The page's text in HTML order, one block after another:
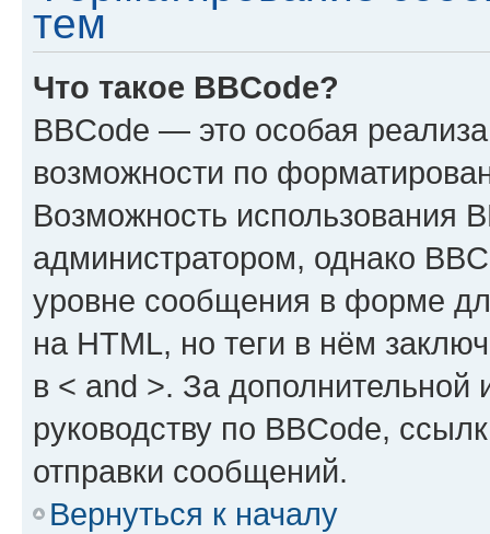
тем
Что такое BBCode?
BBCode — это особая
возможности по
Возможность использования
администратором, однако
уровне сообщения в форме
на HTML, но теги в нём
в < and >. За
руководству по BBCode,
отправки сообщений.
Вернуться к началу